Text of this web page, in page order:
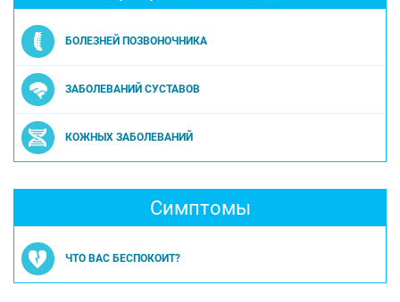
БОЛЕЗНЕЙ ПОЗВОНОЧНИКА
ЗАБОЛЕВАНИЙ СУСТАВОВ
КОЖНЫХ ЗАБОЛЕВАНИЙ
Симптомы
ЧТО ВАС БЕСПОКОИТ?